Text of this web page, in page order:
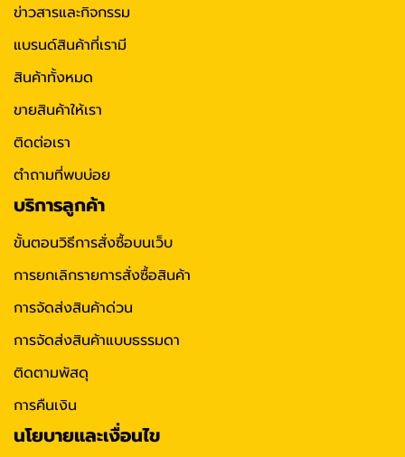
ข่าวสารและกิจกรรม
แบรนด์สินค้าที่เรามี
สินค้าทั้งหมด
ขายสินค้าให้เรา
ติดต่อเรา
ตำถามที่พบบ่อย
บริการลูกค้า
ขั้นตอนวิธีการสั่งซื้อบนเว็บ
การยกเลิกรายการสั่งซื้อสินค้า
การจัดส่งสินค้าด่วน
การจัดส่งสินค้าแบบธรรมดา
ติดตามพัสดุ
การคืนเงิน
นโยบายและเงื่อนไข